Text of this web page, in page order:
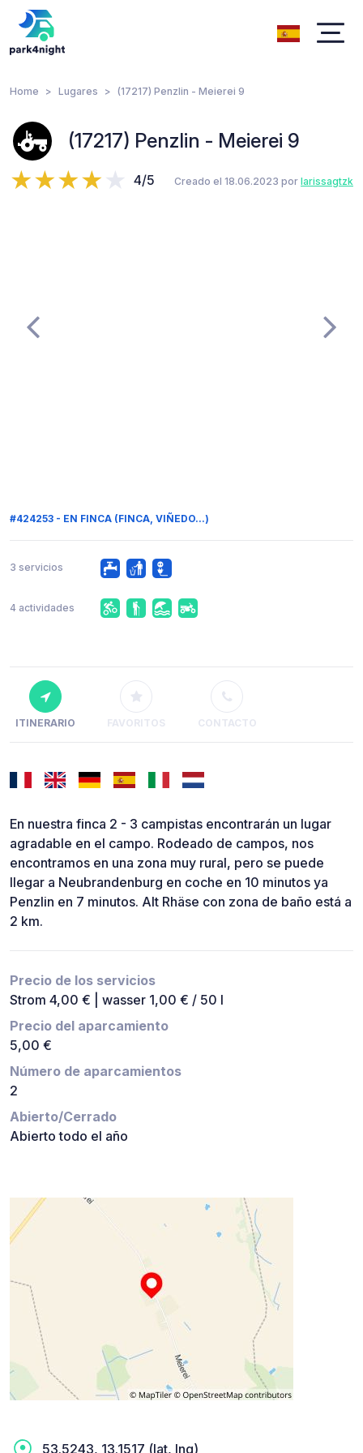
Home Lugares (17217) Penzlin - Meierei 9
(17217) Penzlin - Meierei 9
4/5 Creado el 18.06.2023 por larissagtzk
#424253 - EN FINCA (FINCA, VIÑEDO...)
3 servicios
4 actividades
ITINERARIO FAVORITOS CONTACTO
En nuestra finca 2 - 3 campistas encontrarán un lugar
agradable en el campo. Rodeado de campos, nos
encontramos en una zona muy rural, pero se puede
llegar a Neubrandenburg en coche en 10 minutos ya
Penzlin en 7 minutos. Alt Rhäse con zona de baño está a
2 km.
Precio de los servicios
Strom 4,00 € | wasser 1,00 € / 50 l
Precio del aparcamiento
5,00 €
Número de aparcamientos
2
Abierto/Cerrado
Abierto todo el año
53.5243, 13.1517 (lat, lng)